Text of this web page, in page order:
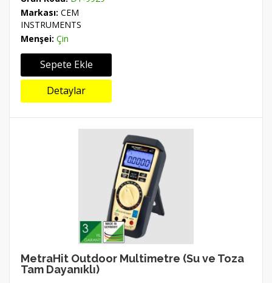
Markası: CEM
INSTRUMENTS
Menşei: Çin
Sepete Ekle
Detaylar
MetraHit Outdoor Multimetre (Su ve Toza
Tam Dayanıklı)